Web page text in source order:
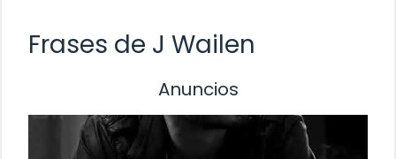
Frases de J Wailen
Anuncios